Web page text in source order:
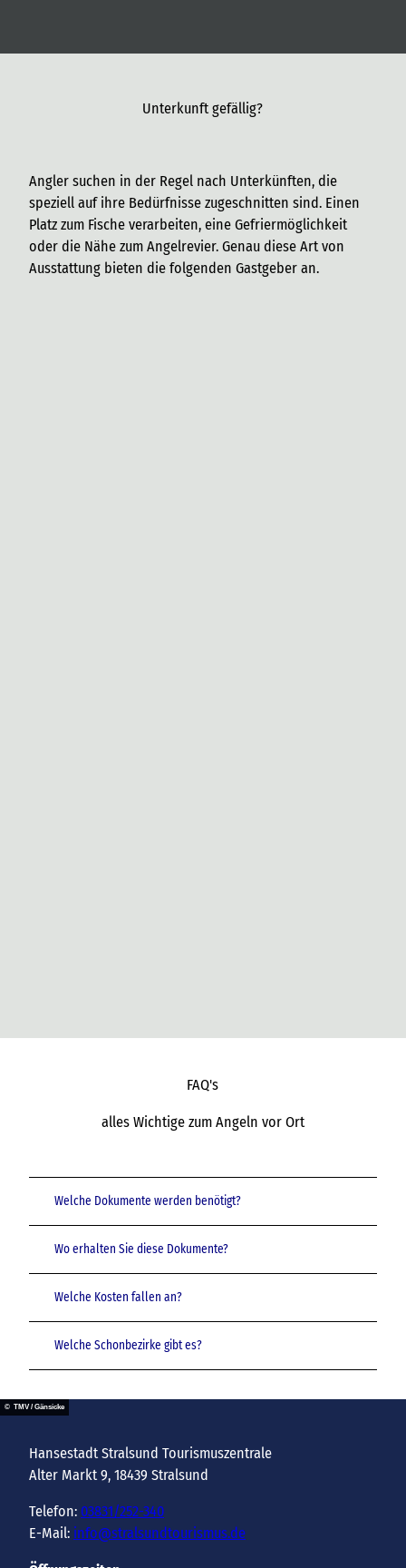
Unterkunft gefällig?
Angler suchen in der Regel nach Unterkünften, die
speziell auf ihre Bedürfnisse zugeschnitten sind. Einen
Platz zum Fische verarbeiten, eine Gefriermöglichkeit
oder die Nähe zum Angelrevier. Genau diese Art von
Ausstattung bieten die folgenden Gastgeber an.
FAQ's
alles Wichtige zum Angeln vor Ort
Welche Dokumente werden benötigt?
Wo erhalten Sie diese Dokumente?
Welche Kosten fallen an?
Welche Schonbezirke gibt es?
© TMV / Gänsicke
Hansestadt Stralsund Tourismuszentrale
Alter Markt 9, 18439 Stralsund
Telefon: 03831/252-340
E-Mail: info@stralsundtourismus.de